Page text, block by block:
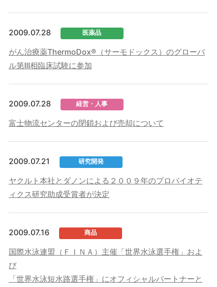
2009.07.28 医薬品
がん治療薬ThermoDox®（サーモドックス）のグローバ
ル第III相臨床試験に参加
2009.07.28 経営・人事
富士物流センターの閉鎖および売却について
2009.07.21 研究開発
ヤクルト本社とダノンによる２００９年のプロバイオテ
ィクス研究助成受賞者が決定
2009.07.16 商品
国際水泳連盟（ＦＩＮＡ）主催「世界水泳選手権」およ
び
「世界水泳短水路選手権」にオフィシャルパートナーと